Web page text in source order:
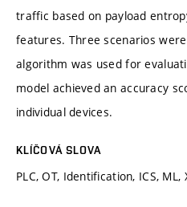
traffic based on payload
features. Three scenarios
algorithm was used for
model achieved an accuracy
individual devices.
KLÍČOVÁ SLOVA
PLC, OT, Identification, ICS, ML,